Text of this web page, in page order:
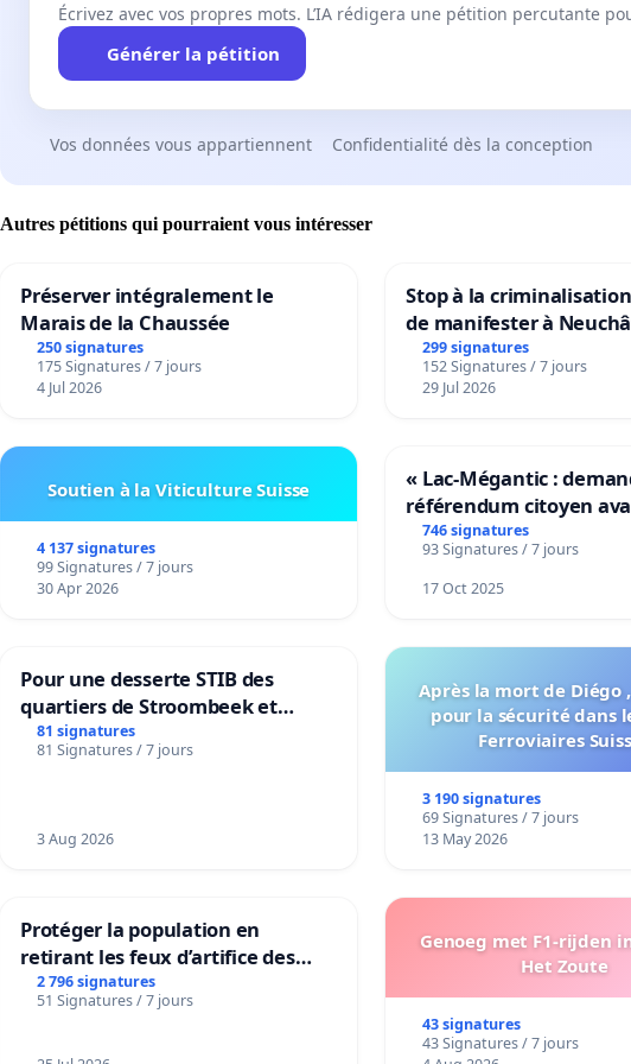
lutte aux changements climatiques, la biodiversité, les lacs, les
infrastructures municipales et la vie humaine.
Écrivez avec vos propres mots. L’IA rédigera une pétition percutante
Générer la pétition
Vos données vous appartiennent Confidentialité dès la conception
Autres pétitions qui pourraient vous intéresser
Préserver intégralement le
Marais de la Chaussée
250 signatures
175 Signatures / 7 jours
4 Jul 2026
Stop à la
de manifester à
299 signatures
152 Signatures / 7 jours
29 Jul 2026
Soutien à la Viticulture Suisse
4 137 signatures
99 Signatures / 7 jours
30 Apr 2026
« Lac-Mégantic :
référendum citoyen
transformation
notre territoire »
746 signatures
93 Signatures / 7 jours
17 Oct 2025
Pour une desserte STIB des
quartiers de Stroombeek et
Beauval - Voor een MIVB-
bediening van de wijken
81 signatures
81 Signatures / 7 jours
3 Aug 2026
Après la mort de Diégo
pour la sécurité dans
Ferroviaires
3 190 signatures
69 Signatures / 7 jours
13 May 2026
Protéger la population en
retirant les feux d’artifice des
rayons
2 796 signatures
51 Signatures / 7 jours
Genoeg met F1-rijden
Het Zoute
43 signatures
43 Signatures / 7 jours